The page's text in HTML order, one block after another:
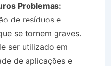
Problemas:
de resíduos e
se tornem graves.
ser utilizado em
de aplicações e